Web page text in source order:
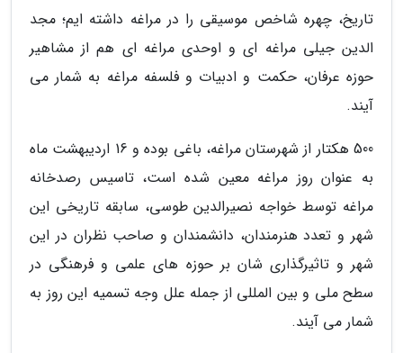
تاریخ، چهره شاخص موسیقی را در مراغه داشته ایم؛ مجد
الدین جیلی مراغه ای و اوحدی مراغه ای هم از مشاهیر
حوزه عرفان، حکمت و ادبیات و فلسفه مراغه به شمار می
آیند.
500 هکتار از شهرستان مراغه، باغی بوده و 16 اردیبهشت ماه
به عنوان روز مراغه معین شده است، تاسیس رصدخانه
مراغه توسط خواجه نصیرالدین طوسی، سابقه تاریخی این
شهر و تعدد هنرمندان، دانشمندان و صاحب نظران در این
شهر و تاثیرگذاری شان بر حوزه های علمی و فرهنگی در
سطح ملی و بین المللی از جمله علل وجه تسمیه این روز به
شمار می آیند.